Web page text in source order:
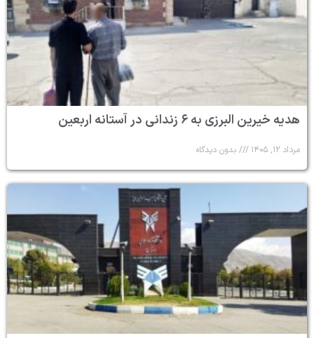
هدیه خیرین البرزی به ۶ زندانی در آستانه اربعین
مرداد ۱۲, ۱۴۰۵ بدون دیدگاه